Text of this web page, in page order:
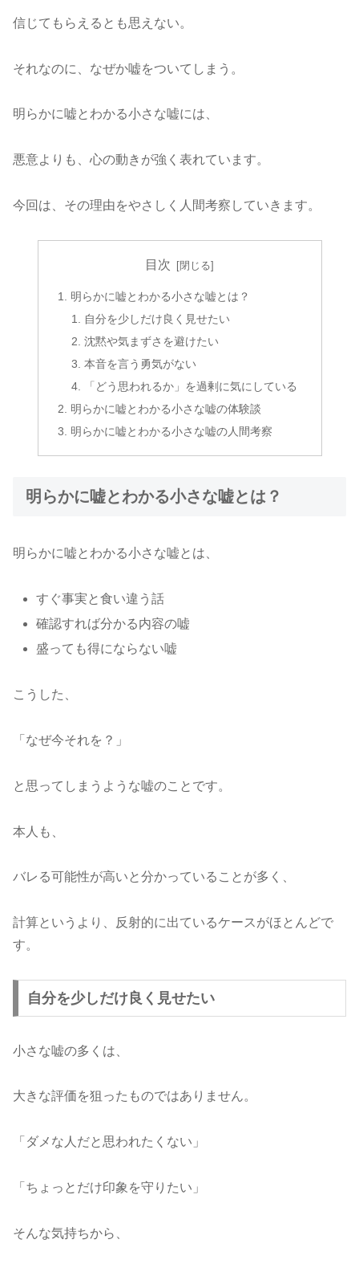
信じてもらえるとも思えない。
それなのに、なぜか嘘をついてしまう。
明らかに嘘とわかる小さな嘘には、
悪意よりも、心の動きが強く表れています。
今回は、その理由をやさしく人間考察していきます。
目次
明らかに嘘とわかる小さな嘘とは？
自分を少しだけ良く見せたい
沈黙や気まずさを避けたい
本音を言う勇気がない
「どう思われるか」を過剰に気にしている
明らかに嘘とわかる小さな嘘の体験談
明らかに嘘とわかる小さな嘘の人間考察
明らかに嘘とわかる小さな嘘とは？
明らかに嘘とわかる小さな嘘とは、
すぐ事実と食い違う話
確認すれば分かる内容の嘘
盛っても得にならない嘘
こうした、
「なぜ今それを？」
と思ってしまうような嘘のことです。
本人も、
バレる可能性が高いと分かっていることが多く、
計算というより、反射的に出ているケースがほとんどで
す。
自分を少しだけ良く見せたい
小さな嘘の多くは、
大きな評価を狙ったものではありません。
「ダメな人だと思われたくない」
「ちょっとだけ印象を守りたい」
そんな気持ちから、